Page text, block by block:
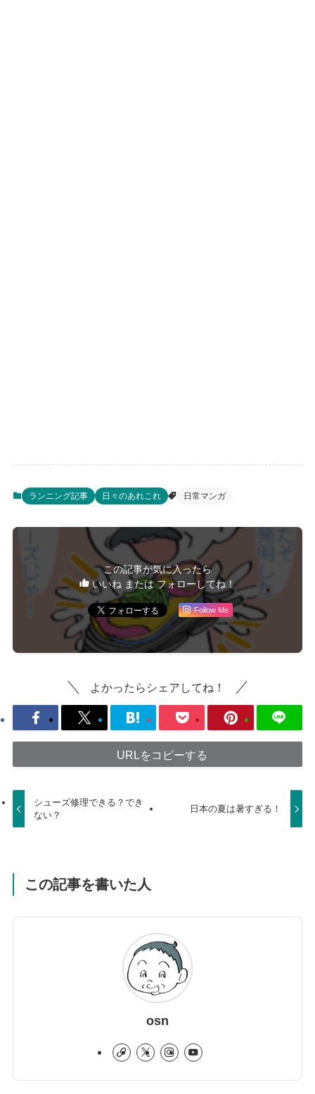
ランニング記事 日々のあれこれ 日常マンガ
この記事が気に入ったら
いいね または フォローしてね！
Follow Me
よかったらシェアしてね！
URLをコピーする
シューズ修理できる？でき
ない？
日本の夏は暑すぎる！
この記事を書いた人
osn